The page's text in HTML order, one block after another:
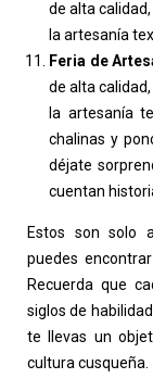
de alta
la artesanía
Feria de
de alta
la artesanía
chalinas y
déjate
cuentan
Estos son solo
puedes
Recuerda que
siglos de
te llevas un
cultura cusqueña.